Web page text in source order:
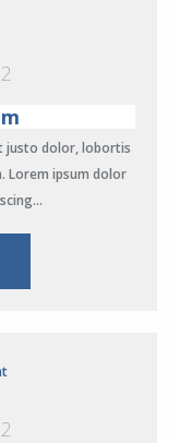
justo dolor, lobortis
Lorem ipsum dolor